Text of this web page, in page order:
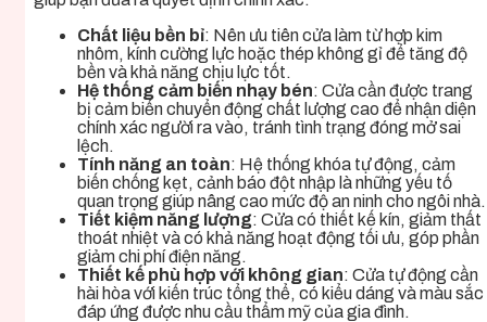
Chất liệu bền bỉ: Nên ưu tiên cửa làm từ hợp kim
nhôm, kính cường lực hoặc thép không gỉ để tăng độ
bền và khả năng chịu lực tốt.
Hệ thống cảm biến nhạy bén: Cửa cần được trang
bị cảm biến chuyển động chất lượng cao để nhận diện
chính xác người ra vào, tránh tình trạng đóng mở sai
lệch.
Tính năng an toàn: Hệ thống khóa tự động, cảm
biến chống kẹt, cảnh báo đột nhập là những yếu tố
quan trọng giúp nâng cao mức độ an ninh cho ngôi nhà.
Tiết kiệm năng lượng: Cửa có thiết kế kín, giảm thất
thoát nhiệt và có khả năng hoạt động tối ưu, góp phần
giảm chi phí điện năng.
Thiết kế phù hợp với không gian: Cửa tự động cần
hài hòa với kiến trúc tổng thể, có kiểu dáng và màu sắc
đáp ứng được nhu cầu thẩm mỹ của gia đình.